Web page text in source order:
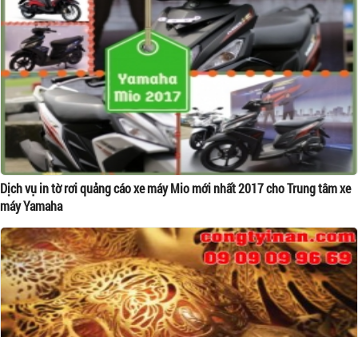
Dịch vụ in tờ rơi quảng cáo xe máy Mio mới nhất 2017 cho Trung tâm xe
máy Yamaha